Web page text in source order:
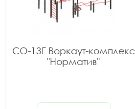
СО-13Г Воркаут-комплекс
"Норматив"